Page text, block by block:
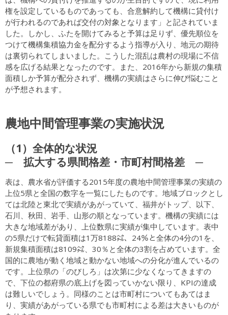
権を設定しているものであっても、合意解約して機構に貸付け
が行われるのであれば交付の対象となります」と記されていま
した。しかし、ふたを開けてみると予算は足りず、優先順位を
つけて機構集積協力金を配分するよう指導が入り、地元の期待
は裏切られてしまいました。こうした混乱は農村の現場に不信
感を広げる結果となったのです。また、2016年から新規の集積
面積しか予算が配分されず、機構の実績はさらに伸び悩むこと
が予想されます。
農地中間管理事業の実施状況
（1）全体的な状況
─ 拡大する県間格差・市町村間格差 ─
表は、農水省が評価する2015年度の農地中間管理事業の実績の
上位5県と全国の数字を一覧にしたものです。地域ブロックとし
ては北陸と東北で実績があがっていて、福井がトップ、以下、
石川、秋田、岩手、山形の順となっています。機構の実績には
大きな地域差があり、上位数県に実績が集中しています。表中
の5県だけで転貸面積は1万8188㌶、24％と全体の4分の1を、
新規集積面積は8109㌶、30％と全体の3割を占めています。全
国的に農地が動く地域と動かない地域への分化が進んでいるの
です。上位県の「のびしろ」は次第に少なくなってきますの
で、下位の都府県の底上げを図っていかない限り、KPIの達成
は難しいでしょう。同様のことは市町村についてもあてはま
り、実績があがっている県でも市町村による差は大きいものが